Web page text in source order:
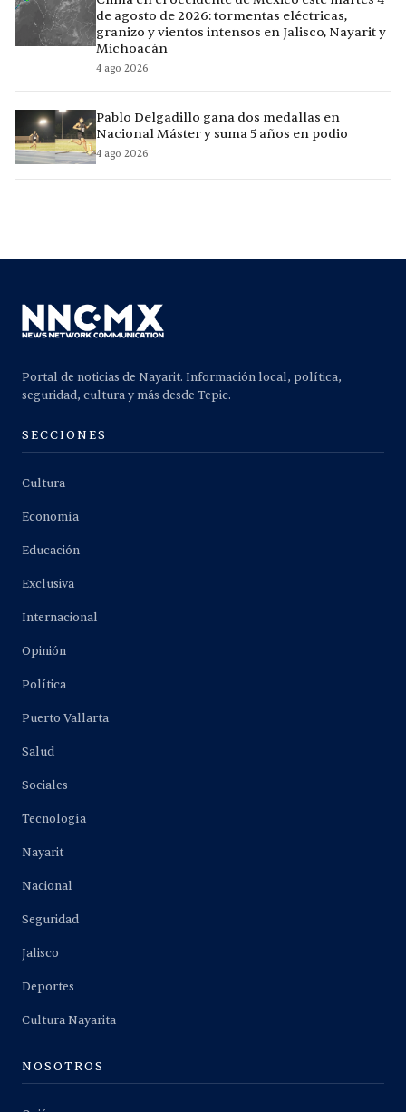
de agosto de 2026: tormentas eléctricas,
granizo y vientos intensos en Jalisco, Nayarit y
Michoacán
4 ago 2026
Pablo Delgadillo gana dos medallas en
Nacional Máster y suma 5 años en podio
4 ago 2026
Portal de noticias de Nayarit. Información local, política,
seguridad, cultura y más desde Tepic.
SECCIONES
Cultura
Economía
Educación
Exclusiva
Internacional
Opinión
Política
Puerto Vallarta
Salud
Sociales
Tecnología
Nayarit
Nacional
Seguridad
Jalisco
Deportes
Cultura Nayarita
NOSOTROS